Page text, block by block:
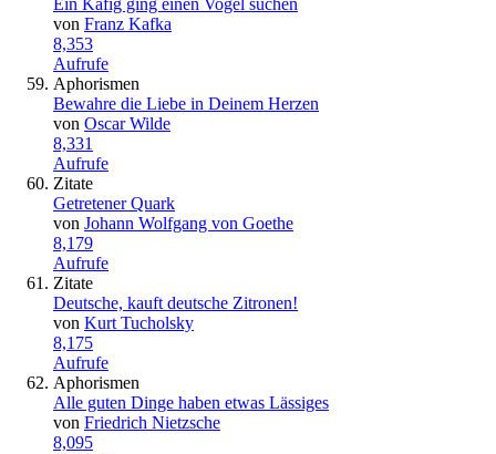
Ein Käfig ging einen Vogel suchen
von Franz Kafka
8,353
Aufrufe
Aphorismen
Bewahre die Liebe in Deinem Herzen
von Oscar Wilde
8,331
Aufrufe
Zitate
Getretener Quark
von Johann Wolfgang von Goethe
8,179
Aufrufe
Zitate
Deutsche, kauft deutsche Zitronen!
von Kurt Tucholsky
8,175
Aufrufe
Aphorismen
Alle guten Dinge haben etwas Lässiges
von Friedrich Nietzsche
8,095